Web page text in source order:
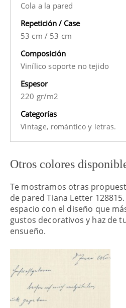
Cola a la pared
Repetición / Case
53 cm / 53 cm
Composición
Vinílico soporte no tejido
Espesor
220 gr/m2
Categorías
Vintage, románticoy letras.
Otros colores
Te mostramos otras
de pared Tiana Letter
espacio con el diseño que
gustos decorativos y haz de
ensueño.